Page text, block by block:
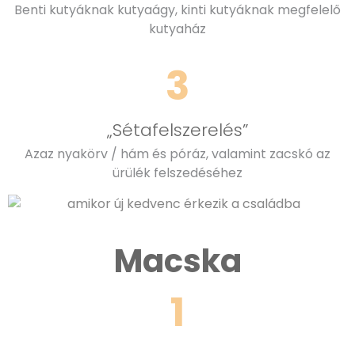
Benti kutyáknak kutyaágy, kinti kutyáknak megfelelő
kutyaház
3
„Sétafelszerelés”
Azaz nyakörv / hám és póráz, valamint zacskó az
ürülék felszedéséhez
Macska
1